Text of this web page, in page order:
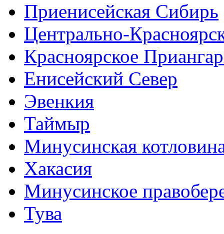
Приенисейская Сибирь
Центрально-
Красноярское
Енисейский Север
Эвенкия
Таймыр
Минусинская
Хакасия
Минусинское
Тува